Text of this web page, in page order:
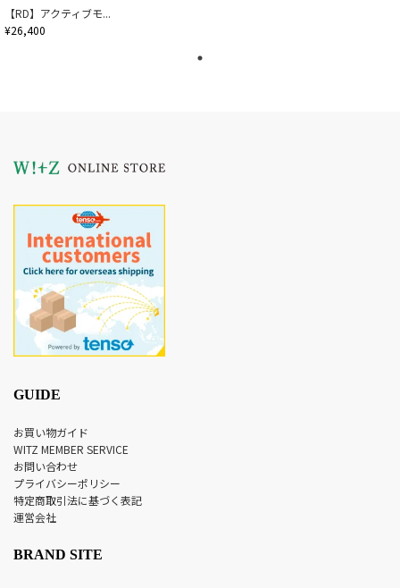
【RD】アクティブモ...
¥26,400
GUIDE
お買い物ガイド
WITZ MEMBER SERVICE
お問い合わせ
プライバシーポリシー
特定商取引法に基づく表記
運営会社
BRAND SITE